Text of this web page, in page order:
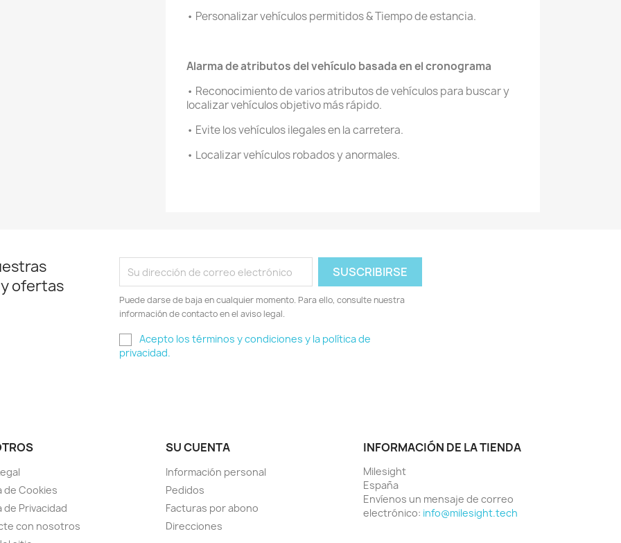
• Personalizar vehículos permitidos & Tiempo de estancia.
Alarma de atributos del vehículo basada en el cronograma
• Reconocimiento de varios atributos de vehículos para buscar y
localizar vehículos objetivo más rápido.
• Evite los vehículos ilegales en la carretera.
• Localizar vehículos robados y anormales.
ofertas
Puede darse de baja en cualquier momento. Para ello, consulte nuestra
información de contacto en el aviso legal.
Acepto los términos y condiciones y la política de
privacidad.
de Cookies
de Privacidad
con nosotros
SU CUENTA
Información personal
Pedidos
Facturas por abono
Direcciones
INFORMACIÓN DE LA TIENDA
Milesight
España
Envíenos un mensaje de correo
electrónico: info@milesight.tech